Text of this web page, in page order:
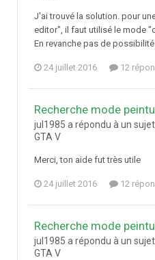
J'ai trouvé la solution. pour
editor", il faut utilisé le mode
En revanche pas de
24 juillet 2016 12
Recherche mode
jul1985 a répondu à un
GTA V
Merci, ton aide fut très utile
24 juillet 2016 12
Recherche mode
jul1985 a répondu à un
GTA V